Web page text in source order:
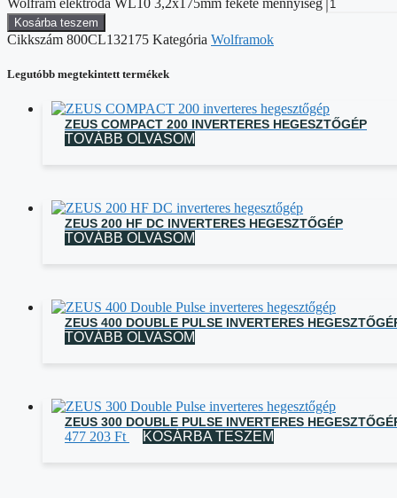
Kosárba teszem
Cikkszám 800CL132175 Kategória Wolframok
Legutóbb megtekintett termékek
ZEUS COMPACT 200 INVERTERES HEGESZTŐGÉP
TOVÁBB OLVASOM
ZEUS 200 HF DC INVERTERES HEGESZTŐGÉP
TOVÁBB OLVASOM
ZEUS 400 DOUBLE PULSE INVERTERES
TOVÁBB OLVASOM
ZEUS 300 DOUBLE PULSE INVERTERES
477 203 Ft KOSÁRBA TESZEM